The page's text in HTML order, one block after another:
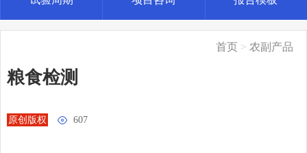
首页 > 农副产品
粮食检测
原创版权  607